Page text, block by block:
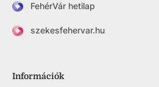
FehérVár hetilap
szekesfehervar.hu
Információk